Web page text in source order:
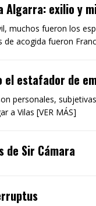
Algarra: exilio y
muchos fueron los
de acogida fueron
el estafador de
personales,
a Vilas [VER MÁS]
de Sir Cámara